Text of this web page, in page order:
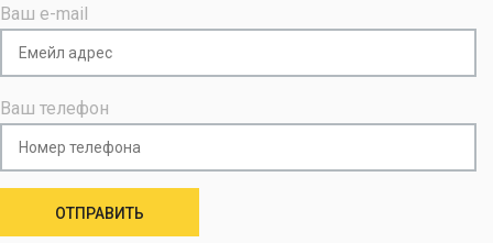
Ваш e-mail
Ваш телефон